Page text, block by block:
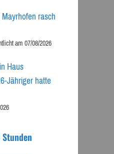
rasch
am 07/08/2026
Haus
Jähriger hatte